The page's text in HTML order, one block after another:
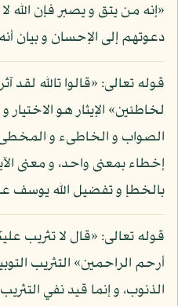
«إنه من يتق و يصبر فإن
دعوتهم إلى الإحسان و بيان
قوله تعالى: «قالوا تالله لقد
لخاطئين» الإيثار هو
الصواب و الخاطىء و
إخطاء بمعنى واحد، و معنى
بالخطإ و تفضيل الله يوسف
قوله تعالى: «قال لا تثريب
أرحم الراحمين» التثريب
الذنوب، و إنما قيد نفي